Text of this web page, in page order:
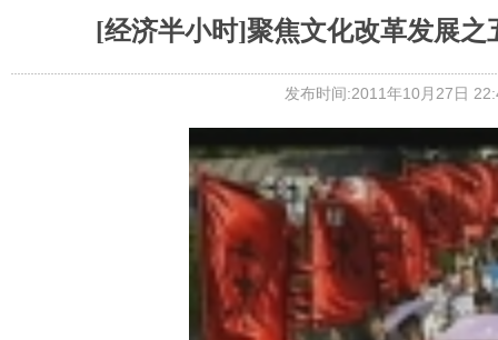
[经济半小时]聚焦文化改革发展之
发布时间:2011年10月27日